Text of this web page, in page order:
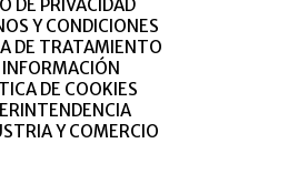
DE PRIVACIDAD
Y CONDICIONES
DE TRATAMIENTO
INFORMACIÓN
DE COOKIES
Y COMERCIO